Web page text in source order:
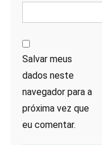
Salvar meus
dados neste
navegador para a
próxima vez que
eu comentar.